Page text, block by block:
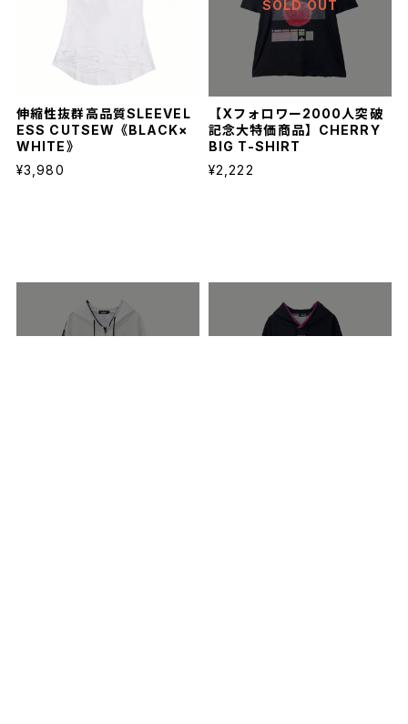
伸縮性抜群高品質SLEEVEL
ESS CUTSEW《BLACK×
WHITE》
¥3,980
SOLD OUT
【Xフォロワー2000人突破
記念大特価商品】CHERRY
BIG T-SHIRT
¥2,222